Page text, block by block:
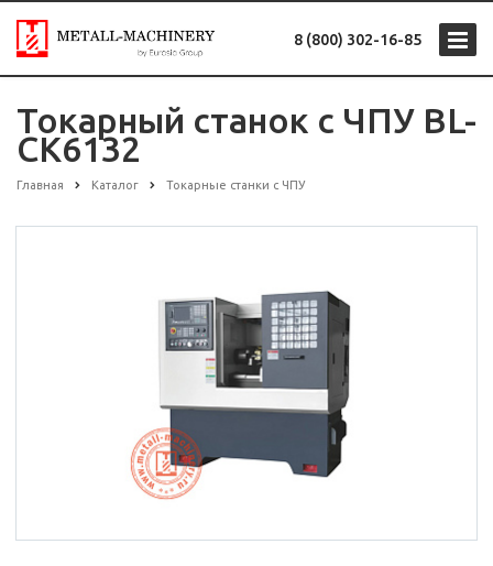
8 (800) 302-16-85
Токарный станок с ЧПУ BL-
CK6132
Главная Каталог Токарные станки с ЧПУ